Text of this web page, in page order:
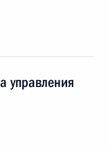
управления